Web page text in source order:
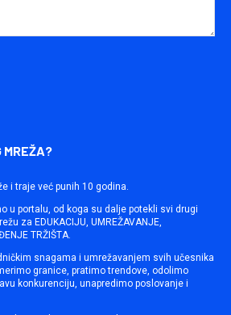
MREŽA?
i traje već punih 10 godina.
u portalu, od koga su dalje potekli svi drugi
za EDUKACIJU, UMREŽAVANJE,
TRŽIŠTA.
snagama i umrežavanjem svih učesnika
granice, pratimo trendove, odolimo
konkurenciju, unapredimo poslovanje i